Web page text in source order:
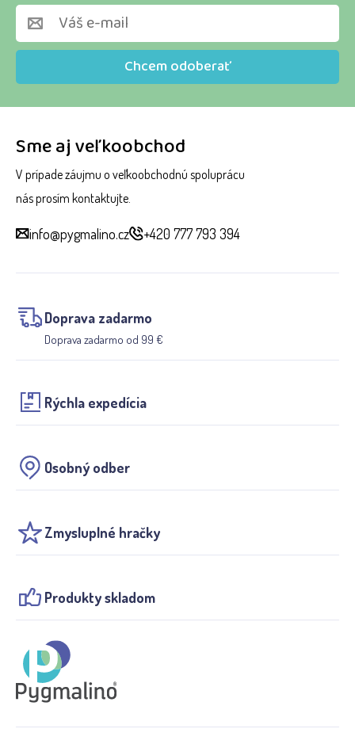
Sme aj veľkoobchod
V prípade záujmu o veľkoobchodnú spoluprácu
nás prosím kontaktujte.
info@pygmalino.cz +420 777 793 394
Doprava zadarmo
Doprava zadarmo od 99 €
Rýchla expedícia
Osobný odber
Zmysluplné hračky
Produkty skladom
Chcem odoberať